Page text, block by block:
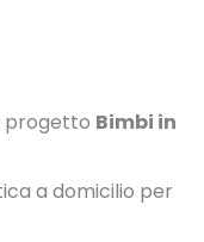
progetto Bimbi in
a domicilio per